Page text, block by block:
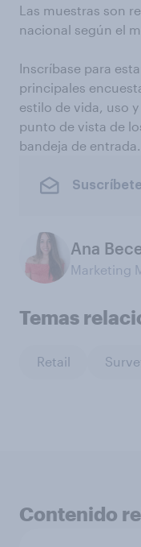
Las muestras son
nacional según el
Inscríbase para
principales
estilo de vida, uso
punto de vista de
bandeja de entrada.
Ana
Marketing
Temas
Retail
Contenido